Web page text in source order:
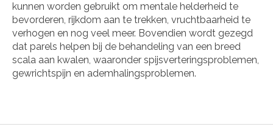
kunnen worden gebruikt om mentale helderheid te
bevorderen, rijkdom aan te trekken, vruchtbaarheid te
verhogen en nog veel meer. Bovendien wordt gezegd
dat parels helpen bij de behandeling van een breed
scala aan kwalen, waaronder spijsverteringsproblemen,
gewrichtspijn en ademhalingsproblemen.